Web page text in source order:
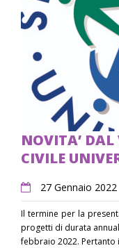
NOVITA’ DAL
CIVILE
27 Gennaio 2022
Il termine per la
progetti di durata
febbraio 2022. Pertanto